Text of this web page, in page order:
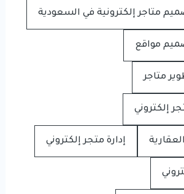
متاجر إلكترونية في السعودية
مواقع
متاجر
إلكتروني
إدارة متجر إلكتروني